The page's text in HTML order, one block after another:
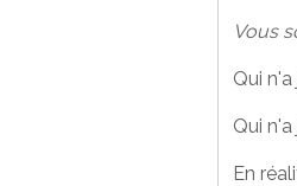
Vous
Qui
Qui
En